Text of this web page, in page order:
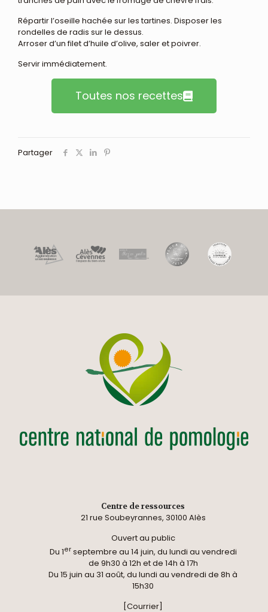
Répartir l’oseille hachée sur les tartines. Disposer les
rondelles de radis sur le dessus.
Arroser d’un filet d’huile d’olive, saler et poivrer.
Servir immédiatement.
Toutes nos recettes
Partager
Centre de ressources
21 rue Soubeyrannes, 30100 Alès
Ouvert au public
Du 1erseptembre au 14 juin, du lundi au vendredi
de 9h30 à 12h et de 14h à 17h
Du 15 juin au 31 août, du lundi au vendredi de 8h à
15h30
[Courrier]